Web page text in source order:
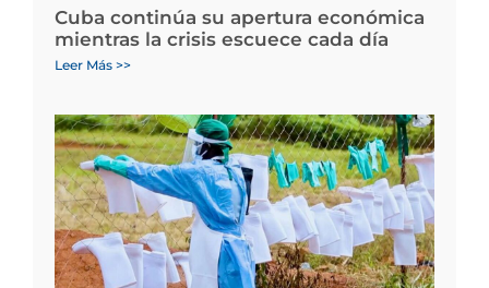
Cuba continúa su apertura económica
mientras la crisis escuece cada día
Leer Más >>